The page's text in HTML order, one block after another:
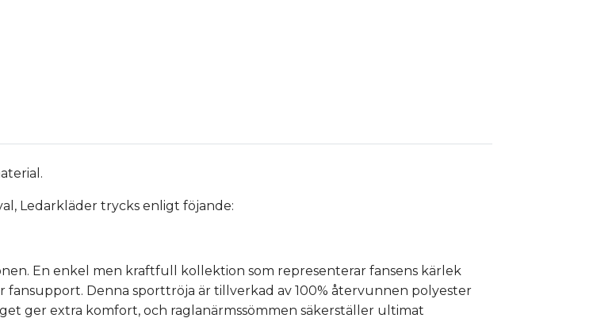
Ledarkläder trycks enligt föjande:
En enkel men kraftfull kollektion som representerar fansens kärlek
fansupport. Denna sporttröja är tillverkad av 100% återvunnen polyester
ger extra komfort, och raglanärmssömmen säkerställer ultimat